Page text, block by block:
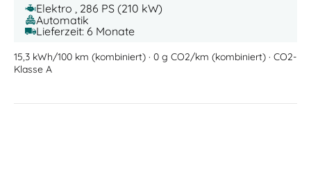
Elektro , 286 PS (210 kW)
Automatik
Lieferzeit: 6 Monate
15,3 kWh/100 km (kombiniert) · 0 g CO2/km (kombiniert) · CO2-
Klasse A